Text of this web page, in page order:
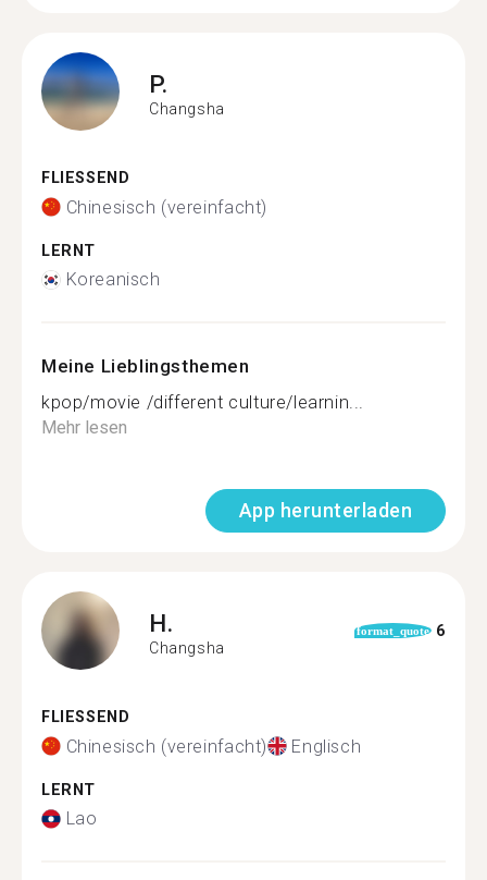
P.
Changsha
FLIESSEND
Chinesisch (vereinfacht)
LERNT
Koreanisch
Meine Lieblingsthemen
kpop/movie /different culture/learnin...
Mehr lesen
App herunterladen
H.
Changsha
format_quote 6
FLIESSEND
Chinesisch (vereinfacht) Englisch
LERNT
Lao